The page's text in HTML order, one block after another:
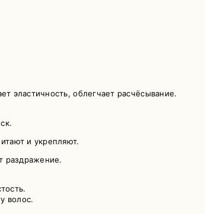
эластичность, облегчает расчёсывание.
и укрепляют.
раздражение.
волос.